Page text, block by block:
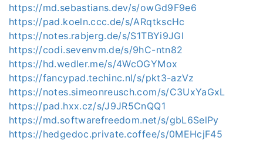
https://md.sebastians.dev/s/owGd9F9e6
https://pad.koeln.ccc.de/s/ARqtkscHc
https://notes.rabjerg.de/s/S1TBYi9JGl
https://codi.sevenvm.de/s/9hC-ntn82
https://hd.wedler.me/s/4WcOGYMox
https://fancypad.techinc.nl/s/pkt3-azVz
https://notes.simeonreusch.com/s/C3UxYaGxL
https://pad.hxx.cz/s/J9JR5CnQQ1
https://md.softwarefreedom.net/s/gbL6SelPy
https://hedgedoc.private.coffee/s/0MEHcjF45